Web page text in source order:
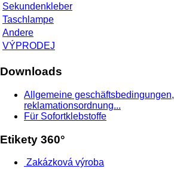
Sekundenkleber
Taschlampe
Andere
VÝPRODEJ
Downloads
Allgemeine geschäftsbedingungen,
reklamationsordnung...
Für Sofortklebstoffe
Etikety 360°
Zakázková výroba